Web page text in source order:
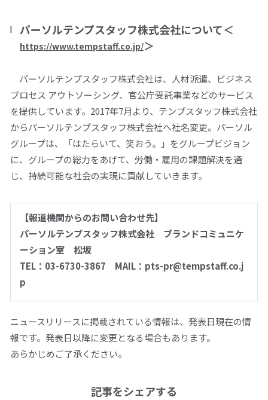
パーソルテンプスタッフ株式会社について＜
https://www.tempstaff.co.jp/＞
パーソルテンプスタッフ株式会社は、人材派遣、ビジネス
プロセス アウトソーシング、官公庁受託事業などのサービス
を提供しています。2017年7月より、テンプスタッフ株式会社
からパーソルテンプスタッフ株式会社へ社名変更。パーソル
グループは、「はたらいて、笑おう。」をグループビジョン
に、グループの総力をあげて、労働・雇用の課題解決を通
じ、持続可能な社会の実現に貢献していきます。
【報道機関からのお問い合わせ先】
パーソルテンプスタッフ株式会社 ブランドコミュニケ
ーション室 松坂
TEL：03-6730-3867 MAIL：pts-pr@tempstaff.co.j
p
ニュースリリースに掲載されている情報は、発表日現在の情
報です。発表日以降に変更となる場合もあります。
あらかじめご了承ください。
記事をシェアする